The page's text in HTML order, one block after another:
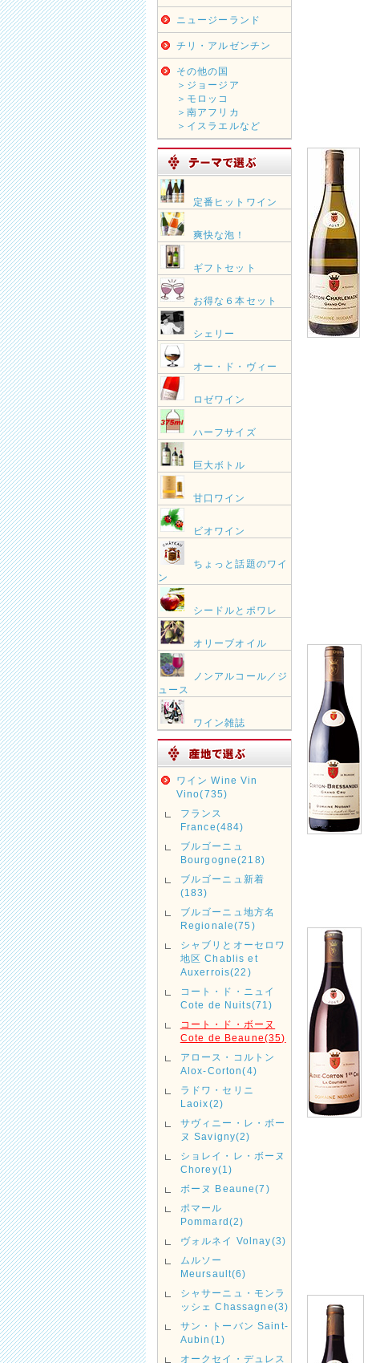
ニュージーランド
チリ・アルゼンチン
その他の国
＞ジョージア
＞モロッコ
＞南アフリカ
＞イスラエルなど
定番ヒットワイン
爽快な泡！
ギフトセット
お得な６本セット
シェリー
オー・ド・ヴィー
ロゼワイン
ハーフサイズ
巨大ボトル
甘口ワイン
ビオワイン
ちょっと話題のワイ
ン
シードルとポワレ
オリーブオイル
ノンアルコール／ジ
ュース
ワイン雑誌
ワイン Wine Vin
Vino(735)
フランス
France(484)
ブルゴーニュ
Bourgogne(218)
ブルゴーニュ新着
(183)
ブルゴーニュ地方名
Regionale(75)
シャブリとオーセロワ
地区 Chablis et
Auxerrois(22)
コート・ド・ニュイ
Cote de Nuits(71)
コート・ド・ボーヌ
Cote de Beaune(35)
アロース・コルトン
Alox-Corton(4)
ラドワ・セリニ
Laoix(2)
サヴィニー・レ・ボー
ヌ Savigny(2)
ショレイ・レ・ボーヌ
Chorey(1)
ボーヌ Beaune(7)
ポマール
Pommard(2)
ヴォルネイ Volnay(3)
ムルソー
Meursault(6)
シャサーニュ・モンラ
ッシェ Chassagne(3)
サン・トーバン Saint-
Aubin(1)
オークセイ・デュレス